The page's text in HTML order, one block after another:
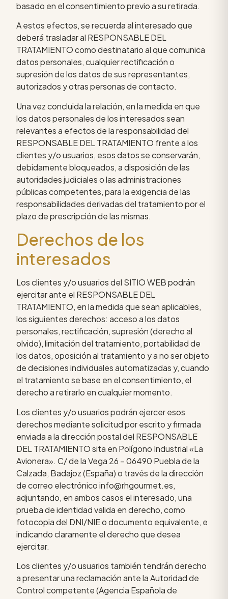
basado en el consentimiento previo a su retirada.
A estos efectos, se recuerda al interesado que
deberá trasladar al RESPONSABLE DEL
TRATAMIENTO como destinatario al que comunica
datos personales, cualquier rectificación o
supresión de los datos de sus representantes,
autorizados y otras personas de contacto.
Una vez concluida la relación, en la medida en que
los datos personales de los interesados sean
relevantes a efectos de la responsabilidad del
RESPONSABLE DEL TRATAMIENTO frente a los
clientes y/o usuarios, esos datos se conservarán,
debidamente bloqueados, a disposición de las
autoridades judiciales o las administraciones
públicas competentes, para la exigencia de las
responsabilidades derivadas del tratamiento por el
plazo de prescripción de las mismas.
Derechos de los
interesados
Los clientes y/o usuarios del SITIO WEB podrán
ejercitar ante el RESPONSABLE DEL
TRATAMIENTO, en la medida que sean aplicables,
los siguientes derechos: acceso a los datos
personales, rectificación, supresión (derecho al
olvido), limitación del tratamiento, portabilidad de
los datos, oposición al tratamiento y a no ser objeto
de decisiones individuales automatizadas y, cuando
el tratamiento se base en el consentimiento, el
derecho a retirarlo en cualquier momento.
Los clientes y/o usuarios podrán ejercer esos
derechos mediante solicitud por escrito y firmada
enviada a la dirección postal del RESPONSABLE
DEL TRATAMIENTO sita en Polígono Industrial «La
Avionera». C/ de la Vega 26 – 06490 Puebla de la
Calzada, Badajoz (España) o través de la dirección
de correo electrónico info@rhgourmet.es,
adjuntando, en ambos casos el interesado, una
prueba de identidad valida en derecho, como
fotocopia del DNI/NIE o documento equivalente, e
indicando claramente el derecho que desea
ejercitar.
Los clientes y/o usuarios también tendrán derecho
a presentar una reclamación ante la Autoridad de
Control competente (Agencia Española de